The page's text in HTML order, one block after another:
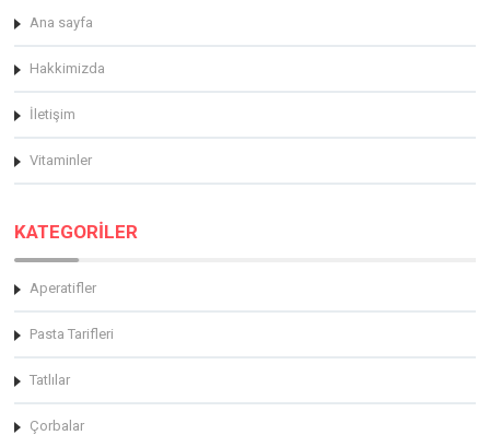
Ana sayfa
Hakkimizda
İletişim
Vitaminler
KATEGORİLER
Aperatifler
Pasta Tarifleri
Tatlılar
Çorbalar